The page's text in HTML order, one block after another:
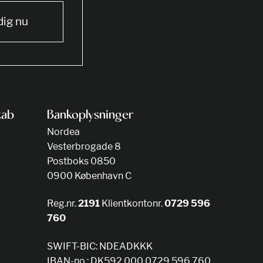
nu
Bankoplysninger
Nordea
Vesterbrogade 8
Postboks 0850
0900 København C
Reg.nr.2191 Klientkontonr.0729 596
760
SWIFT-BIC: NDEADKKK
IBAN-no.: DK592 000 0729 596 760